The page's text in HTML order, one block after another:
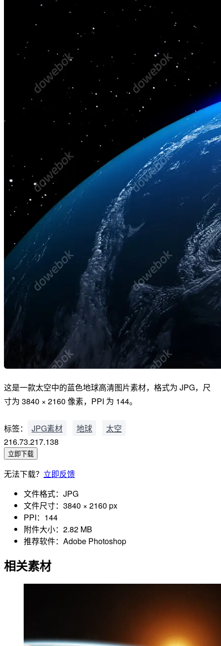
这是一款太空中的蓝色地球高清图片素材，格式为 JPG，尺
寸为 3840 × 2160 像素，PPI 为 144。
标签： JPG素材 地球
太空
216.73.217.138
立即下载
无法下载？ 立即反馈
文件格式： JPG
文件尺寸： 3840 × 2160 px
PPI： 144
附件大小： 2.82 MB
推荐软件： Adobe Photoshop
相关素材